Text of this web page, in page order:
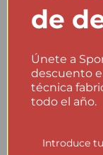
comodidad en
al cuerpo con un
Cuida tu
de
Únete a
descuento
técnica
todo el año.